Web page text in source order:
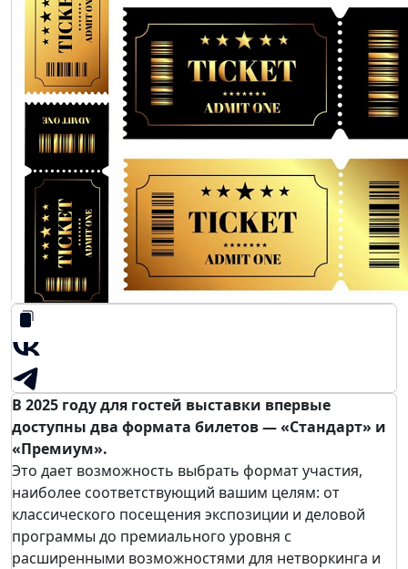
В 2025 году для гостей выставки впервые
доступны два формата билетов — «Стандарт» и
«Премиум».
Это дает возможность выбрать формат участия,
наиболее соответствующий вашим целям: от
классического посещения экспозиции и деловой
программы до премиального уровня с
расширенными возможностями для нетворкинга и